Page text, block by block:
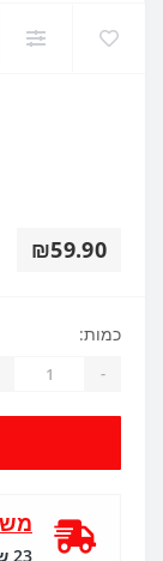
₪59.90
כמות:
-
23 ש"ח - זמן אספקה 2-5 ימי עסקים